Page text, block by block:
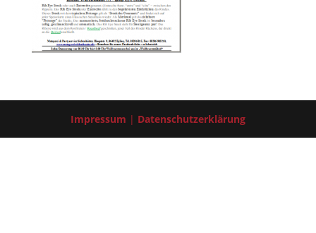
Impressum | Datenschutzerklärung